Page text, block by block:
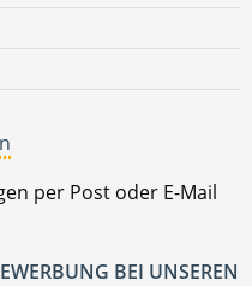
per Post oder E-Mail
BEI UNSEREN